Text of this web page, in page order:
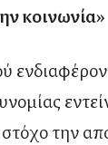
κοινωνία»
την